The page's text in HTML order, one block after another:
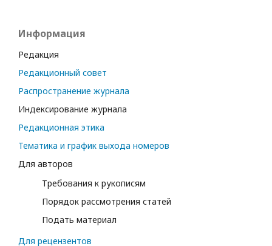
Информация
Редакция
Редакционный совет
Распространение журнала
Индексирование журнала
Редакционная этика
Тематика и график выхода номеров
Для авторов
Требования к рукописям
Порядок рассмотрения статей
Подать материал
Для рецензентов